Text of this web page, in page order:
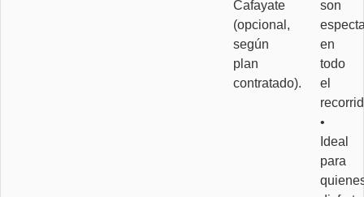
Cafayate
(opcional,
según
plan
contratado).
son
en
todo
el
•
Ideal
para